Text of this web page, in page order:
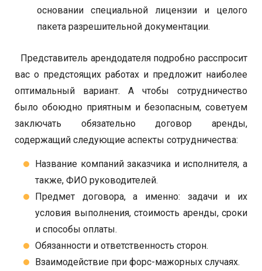
основании специальной лицензии и целого
пакета разрешительной документации.
Представитель арендодателя подробно расспросит
вас о предстоящих работах и предложит наиболее
оптимальный вариант. А чтобы сотрудничество
было обоюдно приятным и безопасным, советуем
заключать обязательно договор аренды,
содержащий следующие аспекты сотрудничества:
Название компаний заказчика и исполнителя, а
также, ФИО руководителей.
Предмет договора, а именно: задачи и их
условия выполнения, стоимость аренды, сроки
и способы оплаты.
Обязанности и ответственность сторон.
Взаимодействие при форс-мажорных случаях.